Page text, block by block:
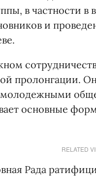
в частности в
и
пролонгации.
молодежными
основные
RELATED
Рада